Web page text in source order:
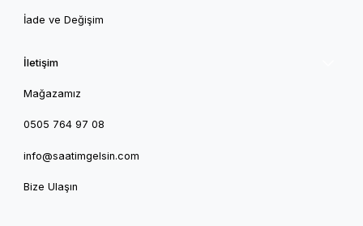
İade ve Değişim
İletişim
Mağazamız
0505 764 97 08
info@saatimgelsin.com
Bize Ulaşın